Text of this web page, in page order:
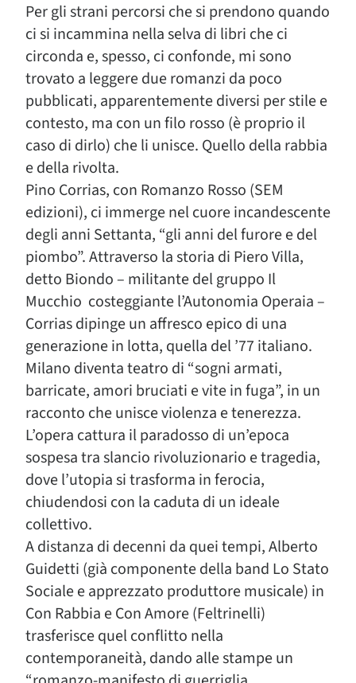
Per gli strani percorsi che si prendono quando
ci si incammina nella selva di libri che ci
circonda e, spesso, ci confonde, mi sono
trovato a leggere due romanzi da poco
pubblicati, apparentemente diversi per stile e
contesto, ma con un filo rosso (è proprio il
caso di dirlo) che li unisce. Quello della rabbia
e della rivolta.
Pino Corrias, con Romanzo Rosso (SEM
edizioni), ci immerge nel cuore incandescente
degli anni Settanta, “gli anni del furore e del
piombo”. Attraverso la storia di Piero Villa,
detto Biondo – militante del gruppo Il
Mucchio costeggiante l’Autonomia Operaia –
Corrias dipinge un affresco epico di una
generazione in lotta, quella del ’77 italiano.
Milano diventa teatro di “sogni armati,
barricate, amori bruciati e vite in fuga”, in un
racconto che unisce violenza e tenerezza.
L’opera cattura il paradosso di un’epoca
sospesa tra slancio rivoluzionario e tragedia,
dove l’utopia si trasforma in ferocia,
chiudendosi con la caduta di un ideale
collettivo.
A distanza di decenni da quei tempi, Alberto
Guidetti (già componente della band Lo Stato
Sociale e apprezzato produttore musicale) in
Con Rabbia e Con Amore (Feltrinelli)
trasferisce quel conflitto nella
contemporaneità, dando alle stampe un